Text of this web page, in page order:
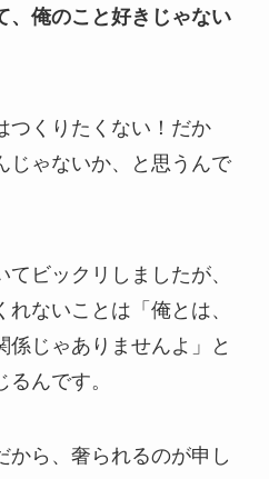
、俺のこと好きじゃない
つくりたくない！だか
じゃないか、と思うんで
ビックリしましたが、
ないことは「俺とは、
係じゃありませんよ」と
んです。
から、奢られるのが申し